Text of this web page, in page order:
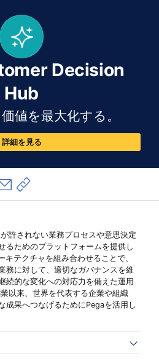
Decision
Hub
値を最大化する。
詳細を見る
共有で共有
メールで共有
共有リンクをコピー
許されない業務プロセスや意思決定
るためのプラットフォームを提供し
テクチャを組み合わせることで、
務に対して、適切なガバナンスを維
続的な変化への対応力を備えた運用
以来、世界を代表する企業や組織
成果へつなげるためにPegaを活用し